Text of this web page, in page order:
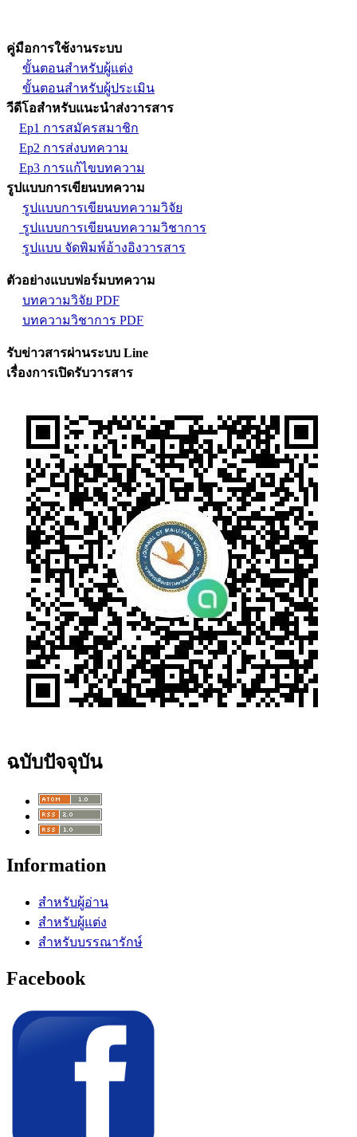
คู่มือการใช้งานระบบ
ขั้นตอนสำหรับผู้แต่ง
ขั้นตอนสำหรับผู้ประเมิน
วีดีโอสำหรับแนะนำส่งวารสาร
Ep1 การสมัครสมาชิก
Ep2 การส่งบทความ
Ep3 การแก้ไขบทความ
รูปแบบการเขียนบทความ
รูปแบบการเขียนบทความวิจัย
รูปแบบการเขียนบทความวิชาการ
รูปแบบ จัดพิมพ์อ้างอิงวารสาร
ตัวอย่างแบบฟอร์มบทความ
บทความวิจัย PDF
บทความวิชาการ PDF
รับข่าวสารผ่านระบบ Line
เรื่องการเปิดรับวารสาร
ฉบับปัจจุบัน
Information
สำหรับผู้อ่าน
สำหรับผู้แต่ง
สำหรับบรรณารักษ์
Facebook